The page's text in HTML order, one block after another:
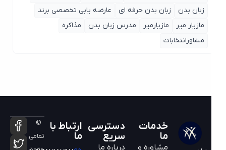
زبان بدن
زبان بدن حرفه ای
عارضه یابی تخصصی برند
مازیار میر
مازیارمیر مدرس زبان بدن
مذاکره
مشاورانتخابات
خدمات
مشاوره و
دسترسی
سریع
درباره ما
ارتباط با
©
تمامی